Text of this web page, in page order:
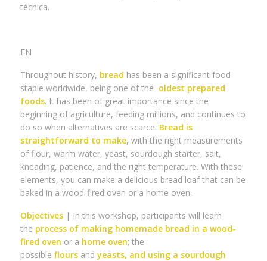
técnica.
EN
Throughout history, bread has been a significant food
staple worldwide, being one of the oldest prepared
foods. It has been of great importance since the
beginning of agriculture, feeding millions, and continues to
do so when alternatives are scarce. Bread is
straightforward to make, with the right measurements
of flour, warm water, yeast, sourdough starter, salt,
kneading, patience, and the right temperature. With these
elements, you can make a delicious bread loaf that can be
baked in a wood-fired oven or a home oven..
Objectives| In this workshop, participants will learn
the process of making homemade bread in a wood-
fired oven or a home oven; the
possible floursandyeasts, and using a sourdough